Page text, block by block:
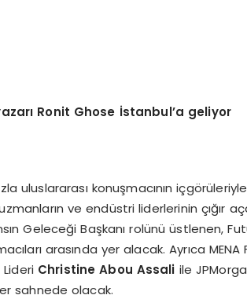
Ronit Ghose İstanbul’a geliyor
uluslararası konuşmacının
ve endüstri liderlerinin çığır
Geleceği Başkanı rolünü üstlenen,
arasında yer alacak. Ayrıca
Christine Abou Assali ile
sahnede olacak.